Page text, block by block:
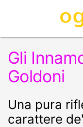
Gli
Goldoni
Una pura
carattere